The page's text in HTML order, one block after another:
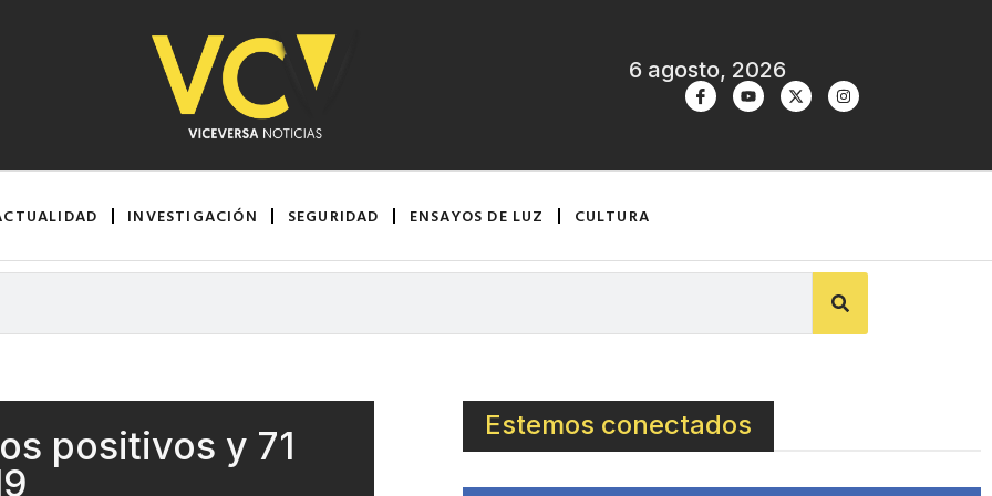
6 agosto, 2026
INVESTIGACIÓN SEGURIDAD ENSAYOS DE LUZ CULTURA
positivos y 71
Estemos conectados